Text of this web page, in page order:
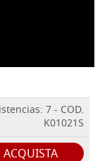
7 - COD.
K01021S
ACQUISTA